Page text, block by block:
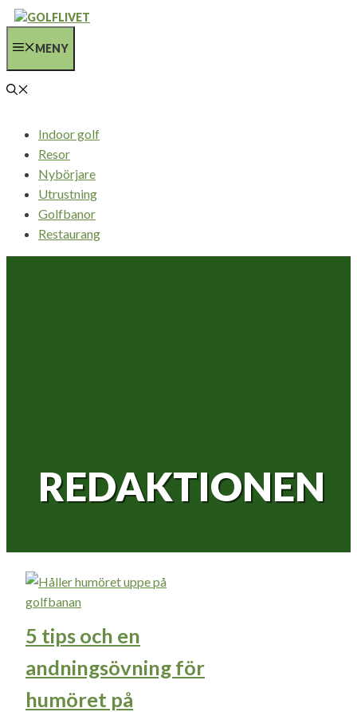
Hoppa
innehållMENY
Indoor golf
Resor
Nybörjare
Utrustning
Golfbanor
Restaurang
REDAKTIONEN
5 tips och en
andningsövning för
humöret på